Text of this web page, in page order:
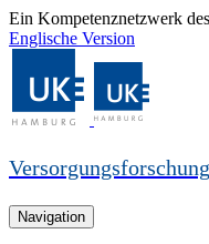
Ein Kompetenznetzwerk
Englische Version
Navigation